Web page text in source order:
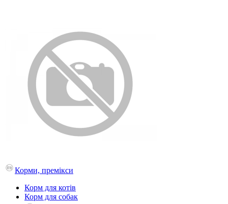
Корми, премікси
Корм для котів
Корм для собак